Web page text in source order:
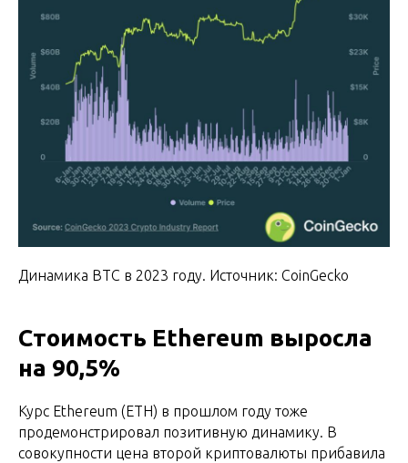
Динамика BTC в 2023 году. Источник: CoinGecko
Стоимость Ethereum выросла
на 90,5%
Курс Ethereum (ETH) в прошлом году тоже
продемонстрировал позитивную динамику. В
совокупности цена второй криптовалюты прибавила